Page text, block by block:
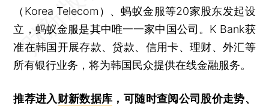
（Korea Telecom）、蚂蚁金服等20家股东发起设
立，蚂蚁金服是其中唯一一家中国公司。K Bank获
准在韩国开展存款、贷款、信用卡、理财、外汇等
所有银行业务，将为韩国民众提供在线金融服务。
推荐进入财新数据库 ，可随时查阅公司股价走势、